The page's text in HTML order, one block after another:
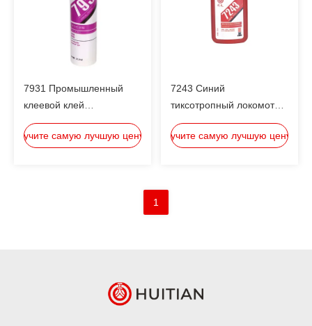
7931 Промышленный
клеевой клей
одночастичный MS
полимерный клей и
Получите самую лучшую цену
7243 Синий
тиксотропный локомотив
средней прочности для
блокировки и уплотнения
Получите самую лучшую цену
1